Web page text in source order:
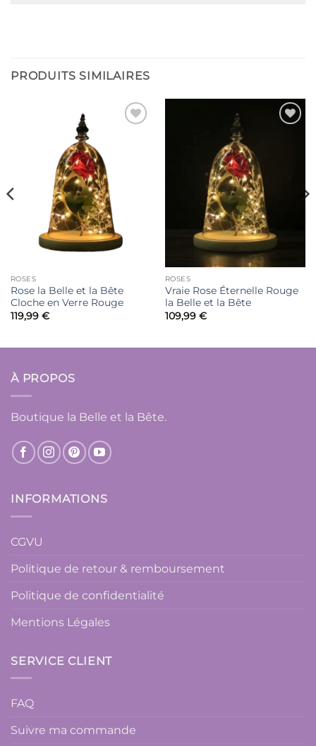
PRODUITS SIMILAIRES
ROSES
Rose la Belle et la Bête
Cloche en Verre Rouge
119,99 €
ROSES
Vraie Rose Éternelle Rouge
la Belle et la Bête
109,99 €
À PROPOS
Boutique la Belle et la Bête.
INFORMATIONS
CGVU
Politique de retour & remboursement
Politique de confidentialité
Mentions Légales
SERVICE CLIENT
FAQ
Suivre ma commande